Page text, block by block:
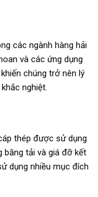
các ngành hàng hải
và các ứng dụng
chúng trở nên lý
nghiệt.
thép được sử dụng
tải và giá đỡ kết
dụng nhiều mục đích